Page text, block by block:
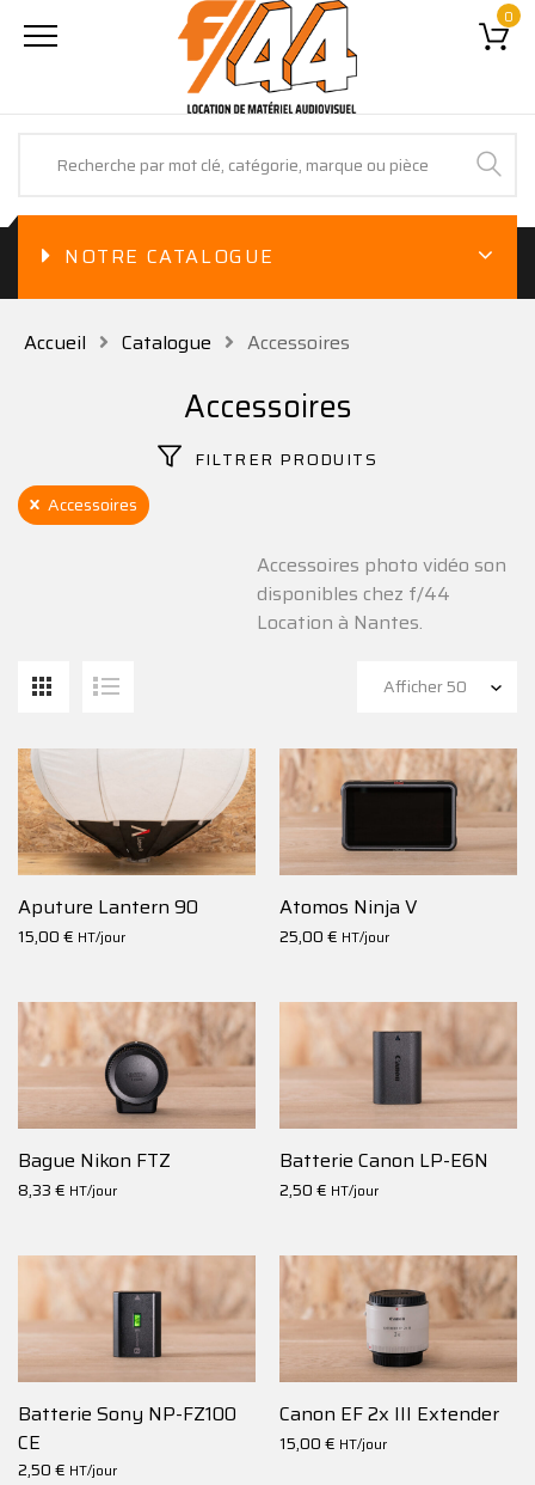
0
NOTRE CATALOGUE
Accueil Catalogue Accessoires
Accessoires
FILTRER PRODUITS
Accessoires
Accessoires photo vidéo son
disponibles chez f/44
Location à Nantes.
Aputure Lantern 90
15,00€ HT/jour
Atomos Ninja V
25,00€ HT/jour
Bague Nikon FTZ
8,33€ HT/jour
Batterie Canon LP-E6N
2,50€ HT/jour
Batterie Sony NP-FZ100
CE
2,50€ HT/jour
Canon EF 2x III Extender
15,00€ HT/jour